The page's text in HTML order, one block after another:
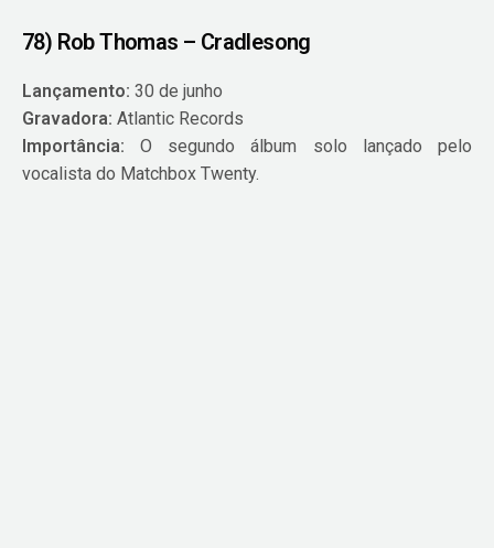
78) Rob Thomas – Cradlesong
Lançamento: 30 de junho
Gravadora:Atlantic Records
Importância:O segundo álbum solo lançado pelo
vocalista do Matchbox Twenty.